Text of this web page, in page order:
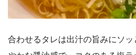
合わせるタレは出汁の旨みにソ